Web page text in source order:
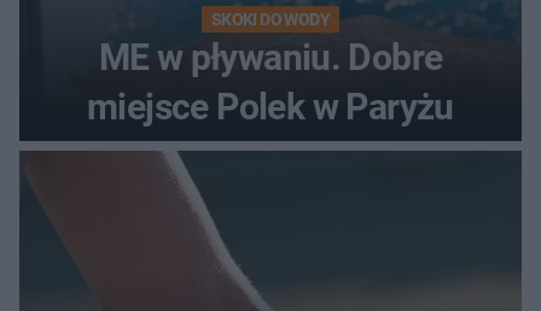
SKOKI DO WODY
ME w pływaniu. Dobre
miejsce Polek w Paryżu